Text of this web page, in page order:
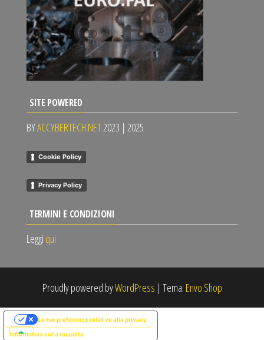
SITE POWERED
BYACCYBERTECH.NET2023 | 2025
Cookie Policy
Privacy Policy
TERMINI E CONDIZIONI
Leggi qui
Proudly powered byWordPress | Tema: Envo Shop
Informativa sulla raccolta
Le tue preferenze relative alla privacy